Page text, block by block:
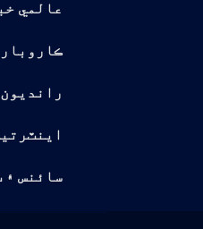
عالمي
ڪاروبار
رانديون
سائنس ۽